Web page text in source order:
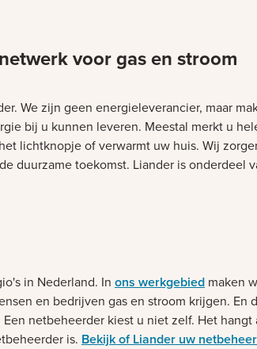
voor gas en stroom
We zijn geen energieleverancier, maar
bij u kunnen leveren. Meestal merkt u
lichtknopje of verwarmt uw huis. Wij
duurzame toekomst. Liander is onderdeel
in Nederland. In ons werkgebied maken
en bedrijven gas en stroom krijgen. En
netbeheerder kiest u niet zelf. Het hangt
is. Bekijk of Liander uw